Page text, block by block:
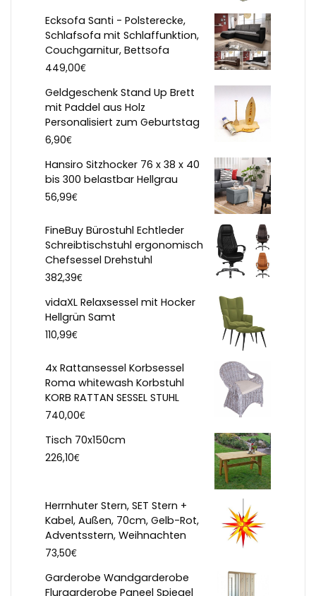
Ecksofa Santi - Polsterecke,
Schlafsofa mit Schlaffunktion,
Couchgarnitur, Bettsofa
449,00€
Geldgeschenk Stand Up Brett
mit Paddel aus Holz
Personalisiert zum Geburtstag
6,90€
Hansiro Sitzhocker 76 x 38 x 40
bis 300 belastbar Hellgrau
56,99€
FineBuy Bürostuhl Echtleder
Schreibtischstuhl ergonomisch
Chefsessel Drehstuhl
382,39€
vidaXL Relaxsessel mit Hocker
Hellgrün Samt
110,99€
4x Rattansessel Korbsessel
Roma whitewash Korbstuhl
KORB RATTAN SESSEL STUHL
740,00€
Tisch 70x150cm
226,10€
Herrnhuter Stern, SET Stern +
Kabel, Außen, 70cm, Gelb-Rot,
Adventsstern, Weihnachten
73,50€
Garderobe Wandgarderobe
Flurgarderobe Paneel Spiegel